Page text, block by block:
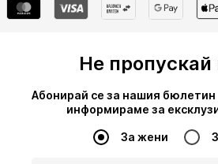
Не
Абонирай се за нашия
информираме за
За жени